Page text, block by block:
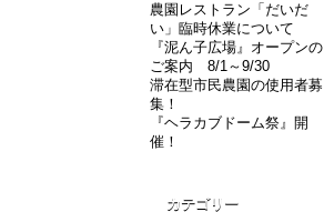
農園レストラン「だいだ
い」臨時休業について
『泥ん子広場』オープンの
ご案内 8/1～9/30
滞在型市民農園の使用者募
集！
『ヘラカブドーム祭』開
催！
カテゴリー